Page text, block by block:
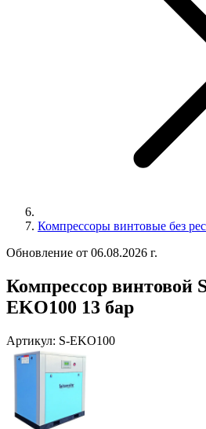
Компрессоры винтовые без
Обновление от 06.08.2026 г.
Компрессор винтовой
EKO100 13 бар
Артикул: S-EKO100